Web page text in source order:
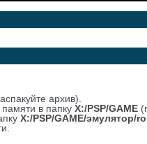
архив).
в папку X:/PSP/GAME
X:/PSP/GAME/эмулятор/